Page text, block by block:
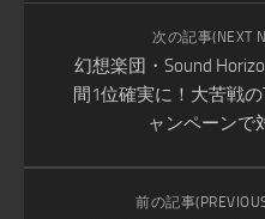
次の記事(NEXT
幻想楽団・Sound
間1位確実に！大苦戦の
ャンペーンで
前の記事